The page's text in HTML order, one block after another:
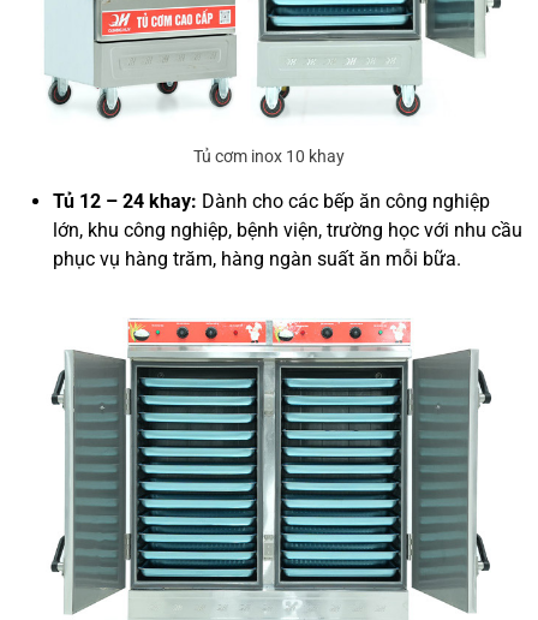
Tủ cơm inox 10 khay
Tủ 12 – 24 khay: Dành cho các bếp ăn công nghiệp
lớn, khu công nghiệp, bệnh viện, trường học với nhu cầu
phục vụ hàng trăm, hàng ngàn suất ăn mỗi bữa.